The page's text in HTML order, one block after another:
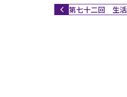
第七十二回 生活